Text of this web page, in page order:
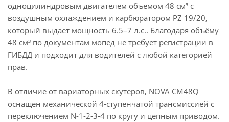
одноцилиндровым двигателем объёмом 48 см³ с
воздушным охлаждением и карбюратором PZ 19/20,
который выдает мощность 6.5–7 л.с.. Благодаря объёму
48 см³ по документам мопед не требует регистрации в
ГИБДД и подходит для водителей с любой категорией
прав.
В отличие от вариаторных скутеров, NOVA CM48Q
оснащён механической 4-ступенчатой трансмиссией с
переключением N-1-2-3-4 по кругу и цепным приводом.